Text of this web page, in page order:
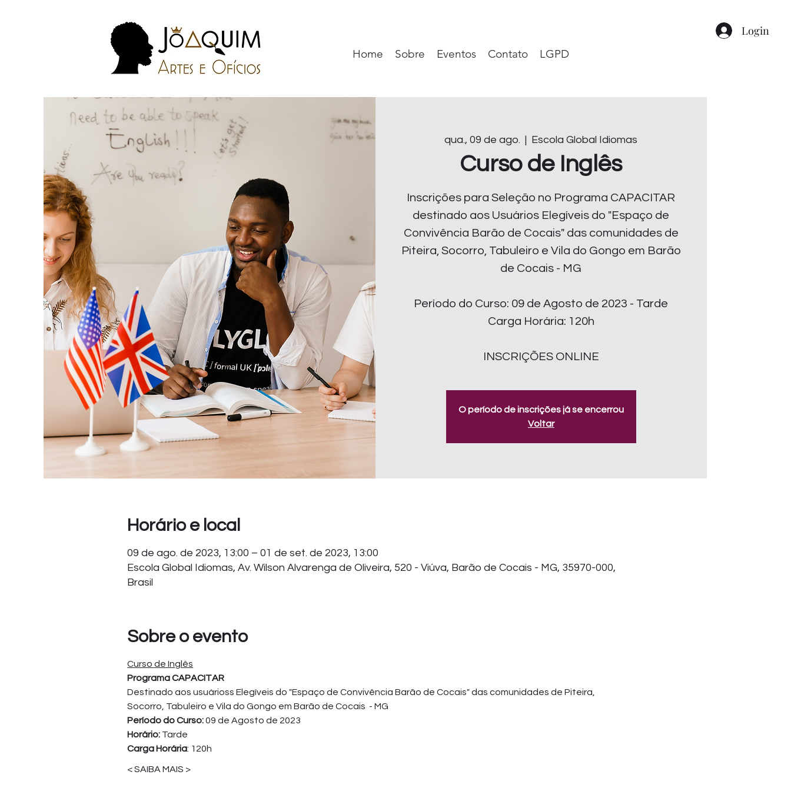
Login
Home Sobre Eventos Contato LGPD
qua., 09 de ago.
  |
Escola Global Idiomas
Curso de Inglês
Inscrições para Seleção no Programa CAPACITAR
destinado aos Usuários Elegíveis do "Espaço de
Convivência Barão de Cocais" das comunidades de
Piteira, Socorro, Tabuleiro e Vila do Gongo em Barão
de Cocais - MG
Período do Curso: 09 de Agosto de 2023 - Tarde
Carga Horária: 120h
INSCRIÇÕES ONLINE
O período de inscrições já se encerrou
Voltar
Horário e local
09 de ago. de 2023, 13:00 – 01 de set. de 2023, 13:00
Escola Global Idiomas, Av. Wilson Alvarenga de Oliveira, 520 - Viúva, Barão de Cocais - MG, 35970-000,
Brasil
Sobre o evento
Curso de Inglês
Programa CAPACITAR
Destinado aos usuárioss Elegíveis do "Espaço de Convivência Barão de Cocais" das comunidades de Piteira,
Socorro, Tabuleiro e Vila do Gongo em Barão de Cocais  - MG
Período do Curso: 09 de Agosto de 2023
Horário: Tarde
Carga Horária: 120h
< SAIBA MAIS >